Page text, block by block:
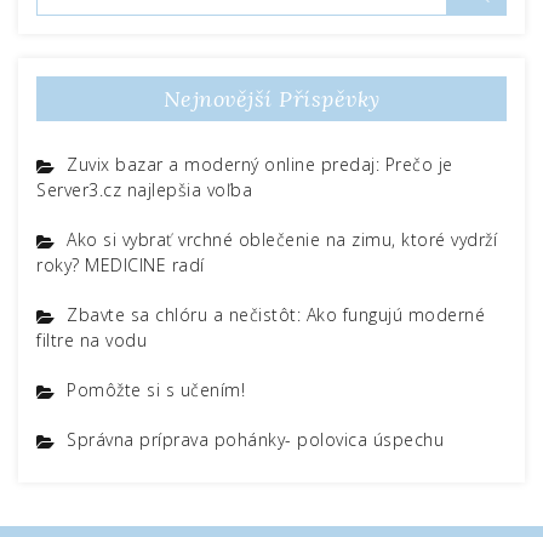
Nejnovější Příspěvky
Zuvix bazar a moderný online predaj: Prečo je
Server3.cz najlepšia voľba
Ako si vybrať vrchné oblečenie na zimu, ktoré vydrží
roky? MEDICINE radí
Zbavte sa chlóru a nečistôt: Ako fungujú moderné
filtre na vodu
Pomôžte si s učením!
Správna príprava pohánky- polovica úspechu